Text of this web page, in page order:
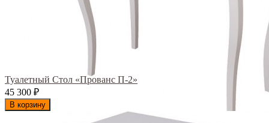
Туалетный Стол «Прованс П-2»
45 300 ₽
В корзину